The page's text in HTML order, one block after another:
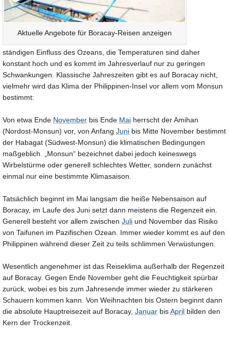
Aktuelle Angebote für Boracay-Reisen anzeigen
ständigen Einfluss des Ozeans, die Temperaturen sind daher
konstant hoch und es kommt im Jahresverlauf nur zu geringen
Schwankungen. Klassische Jahreszeiten gibt es auf Boracay nicht,
vielmehr wird das Klima der Philippinen-Insel vor allem vom Monsun
bestimmt:
Von etwa Ende November bis Ende Mai herrscht der Amihan
(Nordost-Monsun) vor, von Anfang Juni bis Mitte November bestimmt
der Habagat (Südwest-Monsun) die klimatischen Bedingungen
maßgeblich. „Monsun“ bezeichnet dabei jedoch keineswegs
Wirbelstürme oder generell schlechtes Wetter, sondern zunächst
einmal nur eine bestimmte Klimasaison.
Tatsächlich beginnt im Mai langsam die heiße Nebensaison auf
Boracay, im Laufe des Juni setzt dann meistens die Regenzeit ein.
Generell besteht vor allem zwischen Juli und November das Risiko
von Taifunen im Pazifischen Ozean. Immer wieder kommt es auf den
Philippinen während dieser Zeit zu teils schlimmen Verwüstungen.
Wesentlich angenehmer ist das Reiseklima außerhalb der Regenzeit
auf Boracay. Gegen Ende November geht die Feuchtigkeit spürbar
zurück, wobei es bis zum Jahresende immer wieder zu stärkeren
Schauern kommen kann. Von Weihnachten bis Ostern beginnt dann
die absolute Hauptreisezeit auf Boracay, Januar bisApril bilden den
Kern der Trockenzeit.